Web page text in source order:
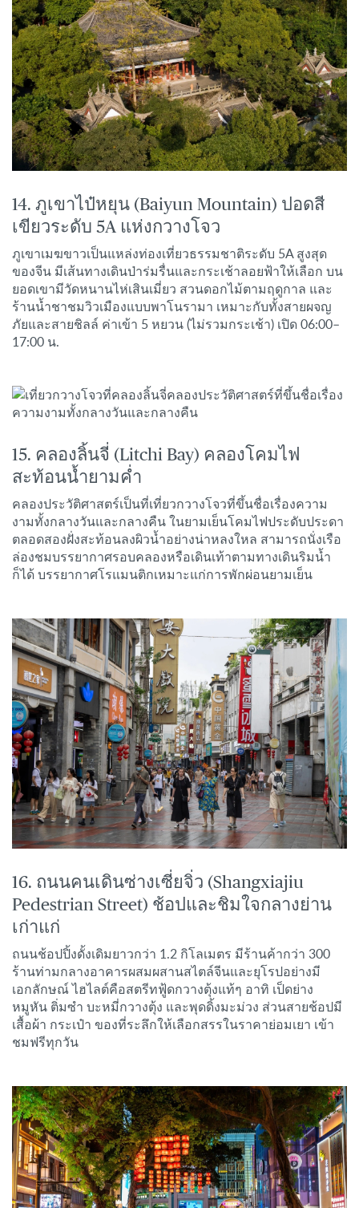
14. ภูเขาไป๋หยุน (Baiyun Mountain) ปอดสี
เขียวระดับ 5A แห่งกวางโจว
ภูเขาเมฆขาวเป็นแหล่งท่องเที่ยวธรรมชาติระดับ 5A สูงสุด
ของจีน มีเส้นทางเดินป่าร่มรื่นและกระเช้าลอยฟ้าให้เลือก บน
ยอดเขามีวัดหนานไห่เสินเมี่ยว สวนดอกไม้ตามฤดูกาล และ
ร้านน้ำชาชมวิวเมืองแบบพาโนรามา เหมาะกับทั้งสายผจญ
ภัยและสายชิลล์ ค่าเข้า 5 หยวน (ไม่รวมกระเช้า) เปิด 06:00–
17:00 น.
15. คลองลิ้นจี่ (Litchi Bay) คลองโคมไฟ
สะท้อนน้ำยามค่ำ
คลองประวัติศาสตร์เป็นที่เที่ยวกวางโจวที่ขึ้นชื่อเรื่องความ
งามทั้งกลางวันและกลางคืน ในยามเย็นโคมไฟประดับประดา
ตลอดสองฝั่งสะท้อนลงผิวน้ำอย่างน่าหลงใหล สามารถนั่งเรือ
ล่องชมบรรยากาศรอบคลองหรือเดินเท้าตามทางเดินริมน้ำ
ก็ได้ บรรยากาศโรแมนติกเหมาะแก่การพักผ่อนยามเย็น
16. ถนนคนเดินซ่างเซี่ยจิ่ว (Shangxiajiu
Pedestrian Street) ช้อปและชิมใจกลางย่าน
เก่าแก่
ถนนช้อปปิ้งดั้งเดิมยาวกว่า 1.2 กิโลเมตร มีร้านค้ากว่า 300
ร้านท่ามกลางอาคารผสมผสานสไตล์จีนและยุโรปอย่างมี
เอกลักษณ์ ไฮไลต์คือสตรีทฟู้ดกวางตุ้งแท้ๆ อาทิ เป็ดย่าง
หมูหัน ติ่มซำ บะหมี่กวางตุ้ง และพุดดิ้งมะม่วง ส่วนสายช้อปมี
เสื้อผ้า กระเป๋า ของที่ระลึกให้เลือกสรรในราคาย่อมเยา เข้า
ชมฟรีทุกวัน